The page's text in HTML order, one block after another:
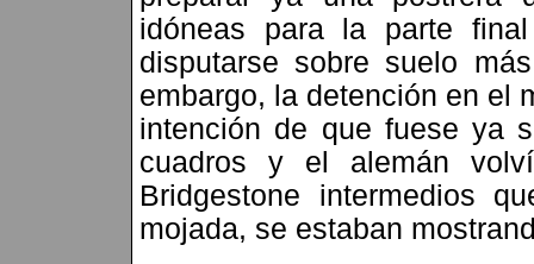
idóneas para la parte
disputarse sobre suelo
embargo, la detención en el
intención de que fuese ya
cuadros y el alemán
Bridgestone intermedios
mojada, se estaban